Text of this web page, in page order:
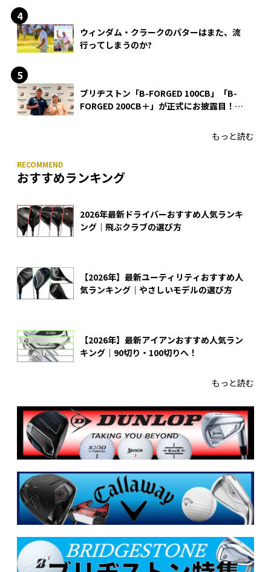
ウィンダム・クラークのパターはまた、流
行ってしまうのか?
ブリヂストン「B-FORGED 100CB」「B-
FORGED 200CB＋」が正式にお披露目！
もっと読む
おすすめランキング
2026年最新ドライバーおすすめ人気ランキ
ング｜飛ぶクラブの選び方
【2026年】最新ユーティリティおすすめ人
気ランキング｜やさしいモデルの選び方
【2026年】最新アイアンおすすめ人気ラン
キング｜90切り・100切りへ！
もっと読む